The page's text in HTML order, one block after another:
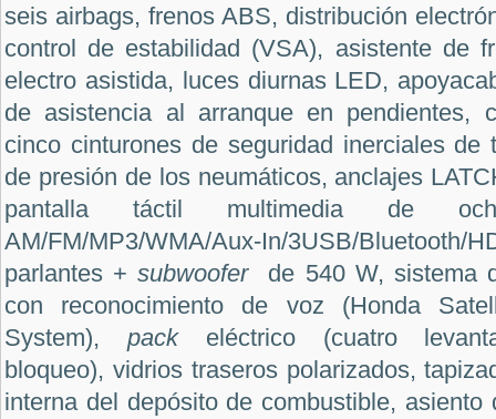
seis airbags, frenos ABS, distribución
control de estabilidad (VSA), asistente de
electro asistida, luces diurnas LED,
de asistencia al arranque en pendientes,
cinco cinturones de seguridad inerciales de
de presión de los neumáticos, anclajes
pantalla táctil multimedia de
AM/FM/MP3/WMA/Aux-In/3USB/
parlantes +subwoofer
de 540 W, sistema
con reconocimiento de voz (Honda
System), packeléctrico (cuatro
bloqueo), vidrios traseros polarizados,
interna del depósito de combustible, asiento